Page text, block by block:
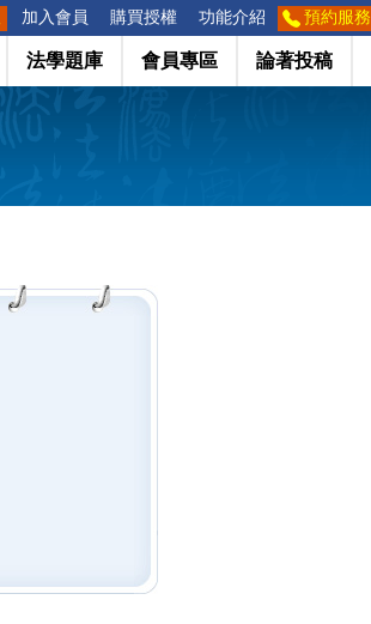
加入會員 購買授權 功能介紹 預約服務
法學題庫 會員專區 論著投稿